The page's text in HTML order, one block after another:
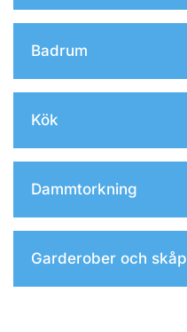
Badrum
Kök
Dammtorkning
Garderober och skåp